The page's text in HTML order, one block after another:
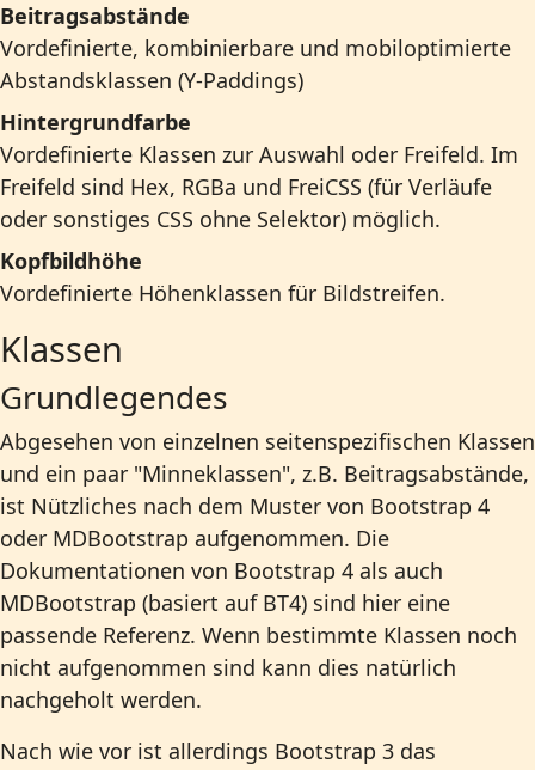
Beitragsabstände
Vordefinierte, kombinierbare und mobiloptimierte
Abstandsklassen (Y-Paddings)
Hintergrundfarbe
Vordefinierte Klassen zur Auswahl oder Freifeld. Im
Freifeld sind Hex, RGBa und FreiCSS (für Verläufe
oder sonstiges CSS ohne Selektor) möglich.
Kopfbildhöhe
Vordefinierte Höhenklassen für Bildstreifen.
Klassen
Grundlegendes
Abgesehen von einzelnen seitenspezifischen Klassen
und ein paar "Minneklassen", z.B. Beitragsabstände,
ist Nützliches nach dem Muster von Bootstrap 4
oder MDBootstrap aufgenommen. Die
Dokumentationen von Bootstrap 4 als auch
MDBootstrap (basiert auf BT4) sind hier eine
passende Referenz. Wenn bestimmte Klassen noch
nicht aufgenommen sind kann dies natürlich
nachgeholt werden.
Nach wie vor ist allerdings Bootstrap 3 das